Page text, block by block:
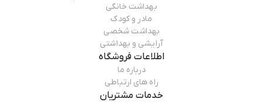
بهداشت خانگی
مادر و کودک
بهداشت شخصی
آرایشی و بهداشتی
اطلاعات فروشگاه
درباره ما
راه های ارتباطی
خدمات مشتریان